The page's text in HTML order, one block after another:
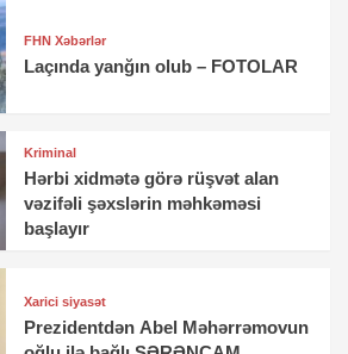
FHN Xəbərlər
Laçında yanğın olub – FOTOLAR
Kriminal
Hərbi xidmətə görə rüşvət alan
vəzifəli şəxslərin məhkəməsi
başlayır
Xarici siyasət
Prezidentdən Abel Məhərrəmovun